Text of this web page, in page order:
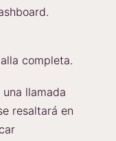
completa.
llamada
resaltará en